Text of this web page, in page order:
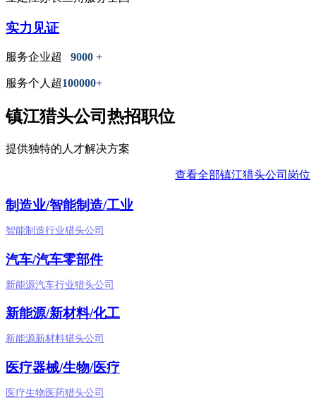
实力见证
服务企业超 9000 +
服务个人超100000+
镇江猎头公司热招职位
提供独特的人才解决方案
查看全部镇江猎头公司岗位
制造业/智能制造/工业
智能制造行业猎头公司
汽车/汽车零部件
新能源汽车行业猎头公司
新能源/新材料/化工
新能源新材料猎头公司
医疗器械/生物/医疗
医疗生物医药猎头公司